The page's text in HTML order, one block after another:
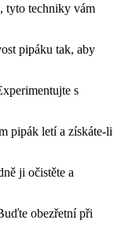
tyto techniky vám
pipáku tak, aby
s
pipák letí a získáte-li
ji očistěte a
obezřetní při